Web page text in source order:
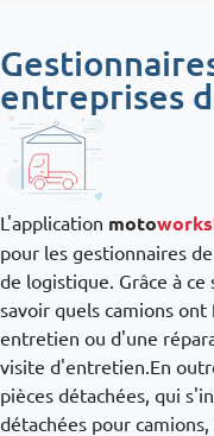
entreprises
L'application moto
pour les gestionnaires
de logistique. Grâce à
savoir quels camions
entretien ou d'une
visite d'entretien.En
pièces détachées, qui
détachées pour